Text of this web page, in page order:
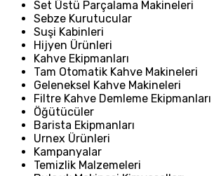
Set Üstü Parçalama Makineleri
Sebze Kurutucular
Suşi Kabinleri
Hijyen Ürünleri
Kahve Ekipmanları
Tam Otomatik Kahve Makineleri
Geleneksel Kahve Makineleri
Filtre Kahve Demleme Ekipmanları
Öğütücüler
Barista Ekipmanları
Urnex Ürünleri
Kampanyalar
Temizlik Malzemeleri